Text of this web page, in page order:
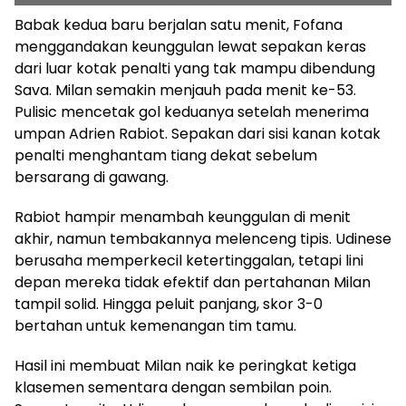
Babak kedua baru berjalan satu menit, Fofana
menggandakan keunggulan lewat sepakan keras
dari luar kotak penalti yang tak mampu dibendung
Sava. Milan semakin menjauh pada menit ke-53.
Pulisic mencetak gol keduanya setelah menerima
umpan Adrien Rabiot. Sepakan dari sisi kanan kotak
penalti menghantam tiang dekat sebelum
bersarang di gawang.
Rabiot hampir menambah keunggulan di menit
akhir, namun tembakannya melenceng tipis. Udinese
berusaha memperkecil ketertinggalan, tetapi lini
depan mereka tidak efektif dan pertahanan Milan
tampil solid. Hingga peluit panjang, skor 3-0
bertahan untuk kemenangan tim tamu.
Hasil ini membuat Milan naik ke peringkat ketiga
klasemen sementara dengan sembilan poin.